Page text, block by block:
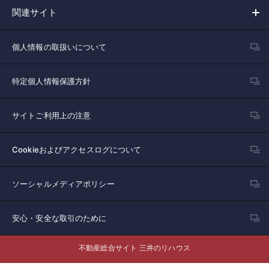
関連サイト
個人情報の取扱いについて
特定個人情報保護方針
サイトご利用上の注意
Cookieおよびアクセスログについて
ソーシャルメディアポリシー
安心・安全な取引のために
不動産総合サイト 三井のリハウス